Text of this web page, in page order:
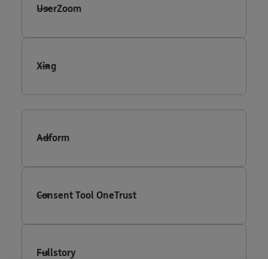
UserZoom
Xing
Adform
Consent Tool OneTrust
Fullstory